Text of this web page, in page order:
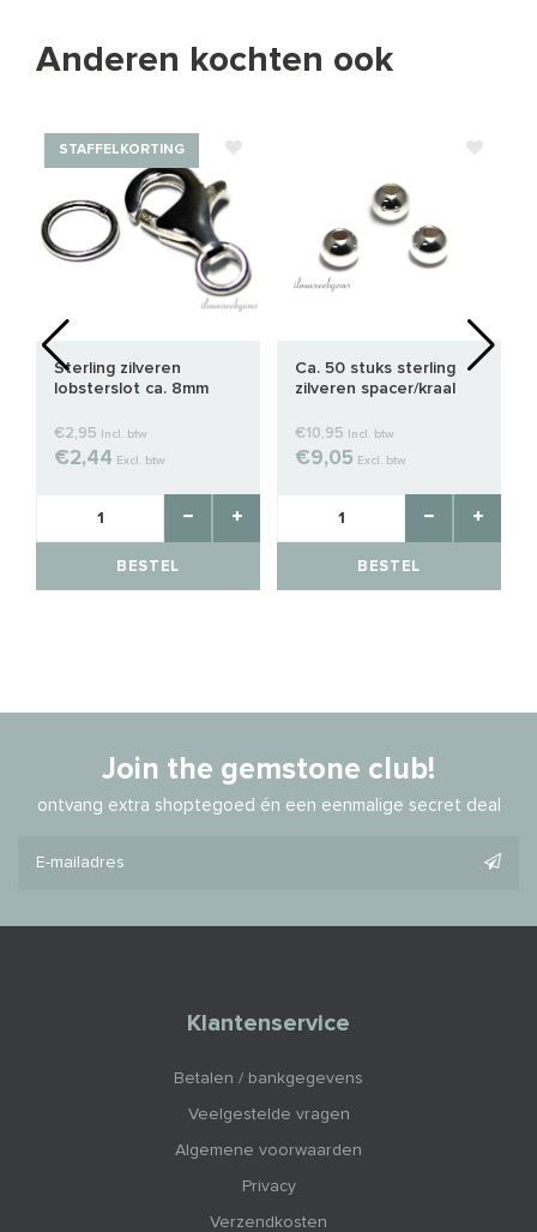
Anderen kochten ook
STAFFELKORTING
Sterling zilveren
lobsterslot ca. 8mm
€2,95 Incl. btw
€2,44 Excl. btw
BESTEL
Ca. 50 stuks sterling
zilveren spacer/kraal
€10,95 Incl. btw
€9,05 Excl. btw
BESTEL
Join the gemstone club!
ontvang extra shoptegoed én een eenmalige secret deal
Klantenservice
Betalen / bankgegevens
Veelgestelde vragen
Algemene voorwaarden
Privacy
Verzendkosten